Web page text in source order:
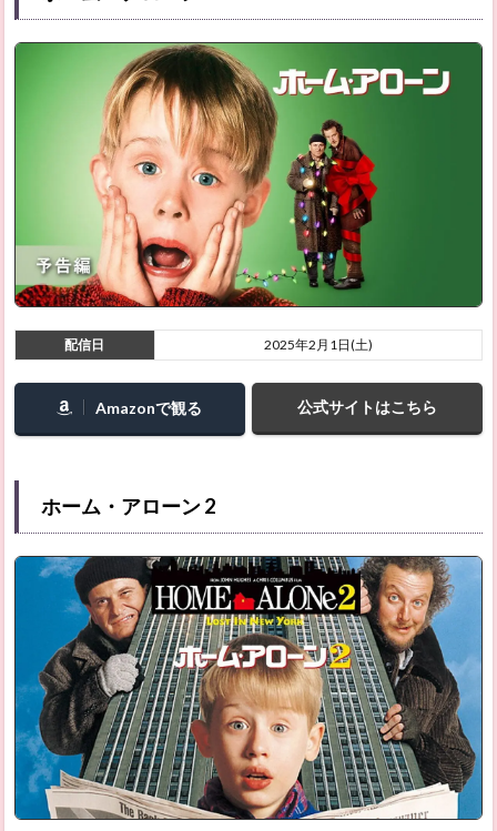
真夏の
2.29
APPLESEED
2.30
はチキ
ンが食
べた
い！
2.31
ヴェナ
2.32
エイリ
アン
2.33
エイリ
アン 2
2.34
エイリ
アン 3
2.35
エイリ
配信日 2025年2月1日(土)
Amazonで観る 公式サイトはこちら
ホーム・アローン 2